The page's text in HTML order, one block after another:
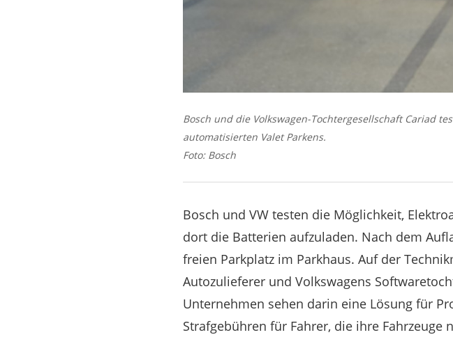
Bosch und die Volkswagen-Tochtergesellschaft Cariad
automatisierten Valet Parkens.
Foto: Bosch
Bosch und VW testen die Möglichkeit,
dort die Batterien aufzuladen. Nach dem
freien Parkplatz im Parkhaus. Auf der
Autozulieferer und Volkswagens
Unternehmen sehen darin eine Lösung für
Strafgebühren für Fahrer, die ihre